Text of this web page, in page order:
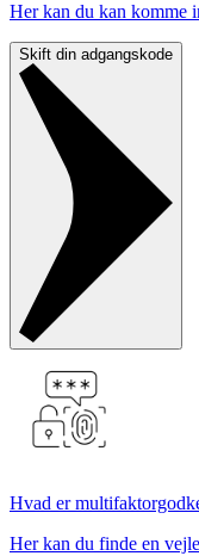
Her kan du kan komme
Skift din adgangskode
Hvad er
Her kan du finde en